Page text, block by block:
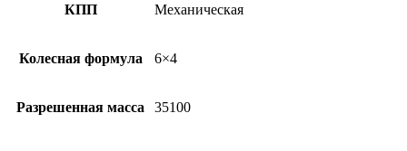
КПП Механическая
Колесная формула 6×4
Разрешенная масса 35100